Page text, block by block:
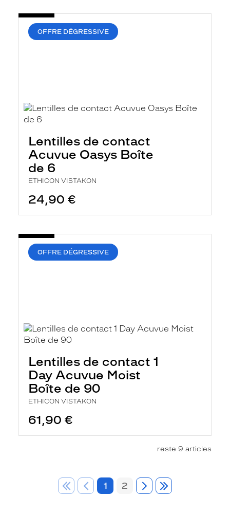
OFFRE DÉGRESSIVE
Lentilles de contact
Acuvue Oasys Boîte
de 6
ETHICON VISTAKON
24,90 €
OFFRE DÉGRESSIVE
Lentilles de contact 1
Day Acuvue Moist
Boîte de 90
ETHICON VISTAKON
61,90 €
reste 9 articles
1 2